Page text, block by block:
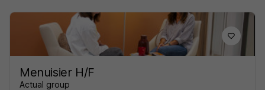
Menuisier H/F
Actual group